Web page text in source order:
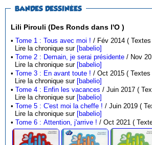
BANDES DESSINÉES
Lili Pirouli (Des Ronds dans l'O )
•Tome 1 : Tous avec moi !
/ Fév 2014 (
Lire la chronique sur [babelio]
•Tome 2 : Demain, je serai présidente
Lire la chronique sur [babelio]
•Tome 3 : En avant toute !
/ Oct 2015 (
Lire la chronique sur [babelio]
•Tome 4 : Enfin les vacances
/ Juin
Lire la chronique sur [babelio]
•Tome 5 : C'est moi la cheffe !
/ Juin
Lire la chronique sur [babelio]
•Tome 6 : Attention, j'arrive ! / Oct 2021 (